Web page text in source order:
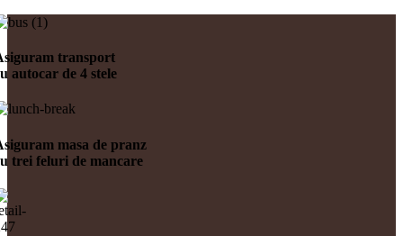
transport
autocar de 4 stele
masa de pranz
trei feluri de mancare